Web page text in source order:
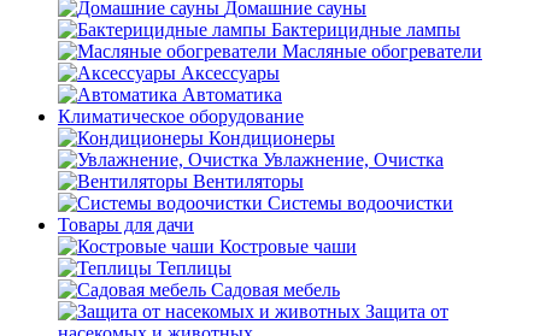
Домашние сауны
Бактерицидные лампы
Масляные обогреватели
Аксессуары
Автоматика
Климатическое оборудование
Кондиционеры
Увлажнение, Очистка
Вентиляторы
Системы водоочистки
Товары для дачи
Костровые чаши
Теплицы
Садовая мебель
Защита от